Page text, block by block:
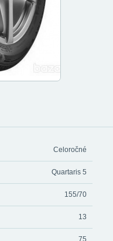
Celoročné
Quartaris 5
155/70
13
75